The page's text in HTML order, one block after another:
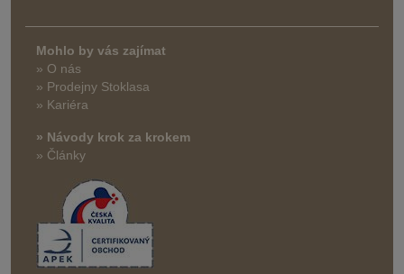
Mohlo by vás zajímat
» O nás
» Prodejny Stoklasa
» Kariéra
» Návody krok za krokem
» Články